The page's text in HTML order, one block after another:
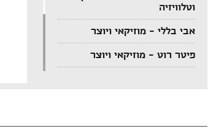
וטלוויזיה
אבי בללי – מוזיקאי ויוצר
פיטר רוט – מוזיקאי ויוצר